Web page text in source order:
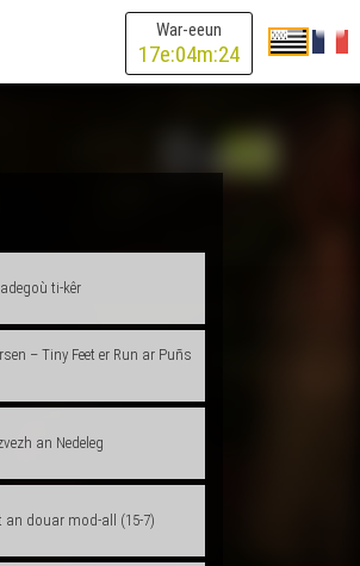
War-eeun
17e:04m:24
arc'hoazh ?/30 vloaz
2)
ti-kêr
– Tiny Feet er Run ar Puñs
an Nedeleg
an douar mod-all (15-7)